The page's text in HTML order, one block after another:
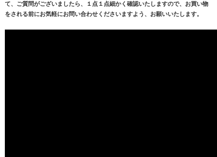
て、ご質問がございましたら、１点１点細かく確認いたしますので、お買い物
をされる前にお気軽にお問い合わせくださいますよう、お願いいたします。